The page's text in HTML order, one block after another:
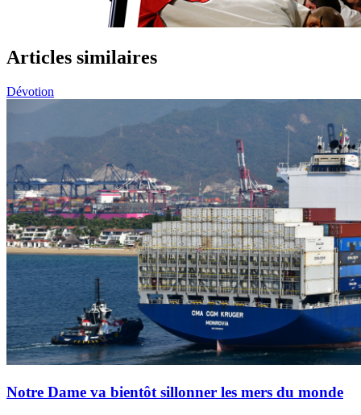
Articles similaires
Dévotion
Notre Dame va bientôt sillonner les mers du monde